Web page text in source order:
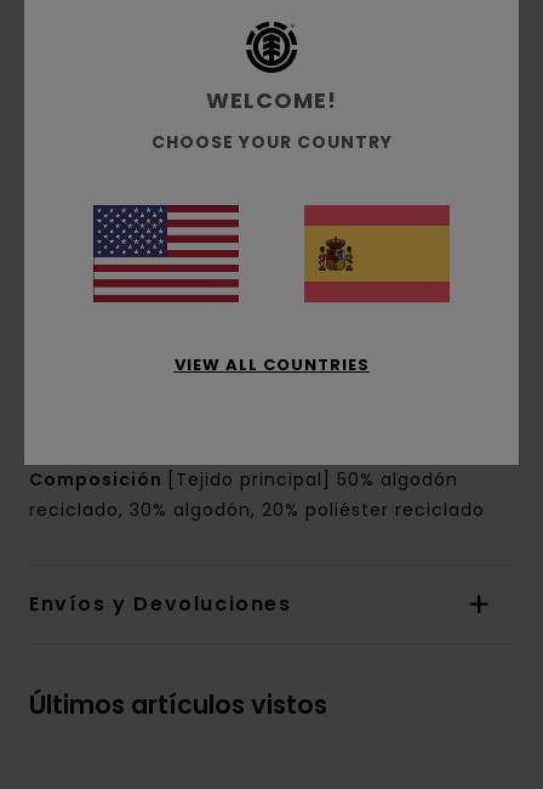
colección Mainline
Tejido terry francés 50% algodón
reciclado 30% algodón 20% poliéster reciclado
Ajuste relajado
Pierna:Pierna normal
Cintura:Cintura elástica
Cierre:cierre fijo
Marca:Logo corporativo bordado en la pierna
Ojales bordados
Composición
[Tejido principal] 50% algodón
reciclado, 30% algodón, 20% poliéster reciclado
Envíos y Devoluciones
Últimos artículos vistos
WELCOME!
CHOOSE YOUR COUNTRY
VIEW ALL COUNTRIES